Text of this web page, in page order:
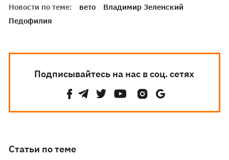
Новости по теме: вето
Владимир Зеленский
Педофилия
Подписывайтесь на нас в соц. сетях
Статьи по теме